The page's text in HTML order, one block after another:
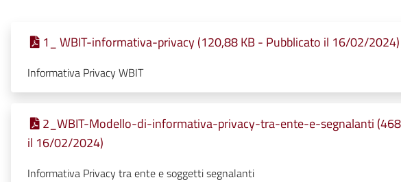
1_ WBIT-informativa-privacy (120,88 KB - Pubblicato il 16/02/2024)
Informativa Privacy WBIT
2_WBIT-Modello-di-informativa-privacy-tra-ente-e-segnalanti
il 16/02/2024)
Informativa Privacy tra ente e soggetti segnalanti